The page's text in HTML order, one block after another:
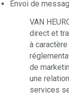
Envoi de
VAN
direct et
à
de
une
services